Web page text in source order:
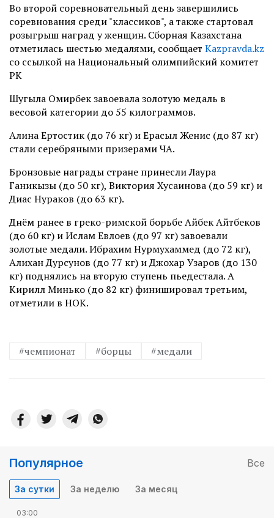
Во второй соревновательный день завершились
соревнования среди "классиков", а также стартовал
розыгрыш наград у женщин. Сборная Казахстана
отметилась шестью медалями, сообщает Kazpravda.kz
со ссылкой на Национальный олимпийский комитет
РК
Шугыла Омирбек завоевала золотую медаль в
весовой категории до 55 килограммов.
Алина Ертостик (до 76 кг) и Ерасыл Женис (до 87 кг)
стали серебряными призерами ЧА.
Бронзовые награды стране принесли Лаура
Ганикызы (до 50 кг), Виктория Хусаинова (до 59 кг) и
Диас Нураков (до 63 кг).
Днём ранее в греко-римской борьбе Айбек Айтбеков
(до 60 кг) и Ислам Евлоев (до 97 кг) завоевали
золотые медали. Ибрахим Нурмухаммед (до 72 кг),
Алихан Дурсунов (до 77 кг) и Джохар Узаров (до 130
кг) поднялись на вторую ступень пьедестала. А
Кирилл Минько (до 82 кг) финишировал третьим,
отметили в НОК.
#чемпионат #борцы #медали
Популярное Все
За сутки За неделю За месяц
03:00